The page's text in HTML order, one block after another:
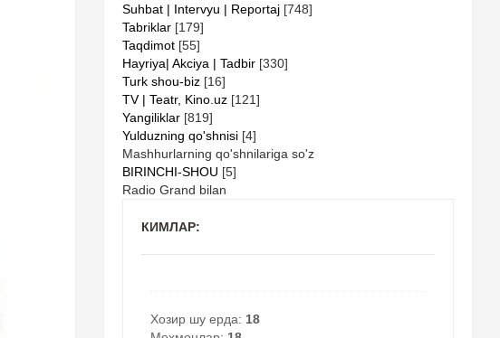
Suhbat | Intervyu | Reportaj [748]
Tabriklar [179]
Taqdimot [55]
Hayriya| Akciya | Tadbir [330]
Turk shou-biz [16]
TV | Teatr, Kino.uz [121]
Yangiliklar [819]
Yulduzning qo'shnisi [4]
Mashhurlarning qo'shnilariga so'z
BIRINCHI-SHOU [5]
Radio Grand bilan
КИМЛАР:
Хозир шу ерда: 18